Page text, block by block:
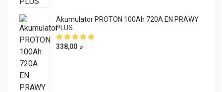
Akumulator PROTON 100Ah 720A EN PRAWY
PLUS
338,00 zł